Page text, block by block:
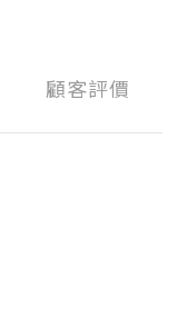
顧客評價